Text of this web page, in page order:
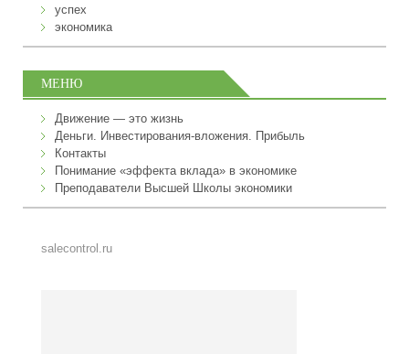
успех
экономика
МЕНЮ
Движение — это жизнь
Деньги. Инвестирования-вложения. Прибыль
Контакты
Понимание «эффекта вклада» в экономике
Преподаватели Высшей Школы экономики
salecontrol.ru